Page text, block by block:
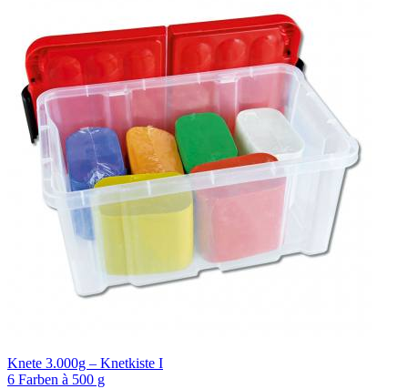
Knete 3.000g – Knetkiste I
6 Farben à 500 g